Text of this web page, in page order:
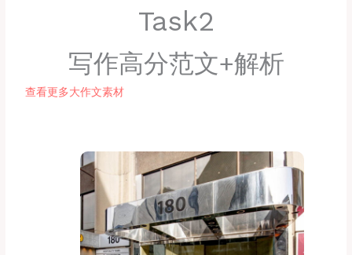
Task2
写作高分范文+解析
查看更多大作文素材